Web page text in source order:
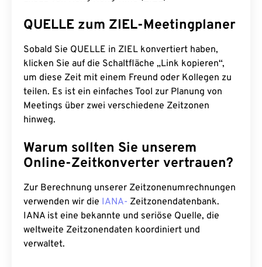
QUELLE zum ZIEL-Meetingplaner
Sobald Sie QUELLE in ZIEL konvertiert haben,
klicken Sie auf die Schaltfläche „Link kopieren“,
um diese Zeit mit einem Freund oder Kollegen zu
teilen. Es ist ein einfaches Tool zur Planung von
Meetings über zwei verschiedene Zeitzonen
hinweg.
Warum sollten Sie unserem
Online-Zeitkonverter vertrauen?
Zur Berechnung unserer Zeitzonenumrechnungen
verwenden wir die IANA- Zeitzonendatenbank.
IANA ist eine bekannte und seriöse Quelle, die
weltweite Zeitzonendaten koordiniert und
verwaltet.